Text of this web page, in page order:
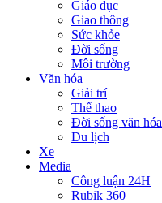
Giáo dục
Giao thông
Sức khỏe
Đời sống
Môi trường
Văn hóa
Giải trí
Thể thao
Đời sống văn hóa
Du lịch
Xe
Media
Công luận 24H
Rubik 360